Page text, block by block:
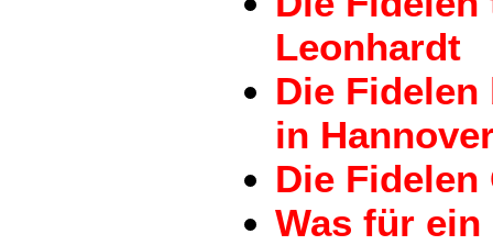
Leonhardt
Die
in
Die Fidelen
Was für